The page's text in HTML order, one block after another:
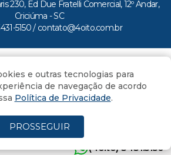
230, Ed Due Fratelli Comercial, 12º Andar,
Criciúma - SC
5150 / contato@4oito.com.br
reservados ao Portal 4oito
(4oito) 3431.5150
e outras tecnologias para
de navegação de acordo
Política de Privacidade.
PROSSEGUIR